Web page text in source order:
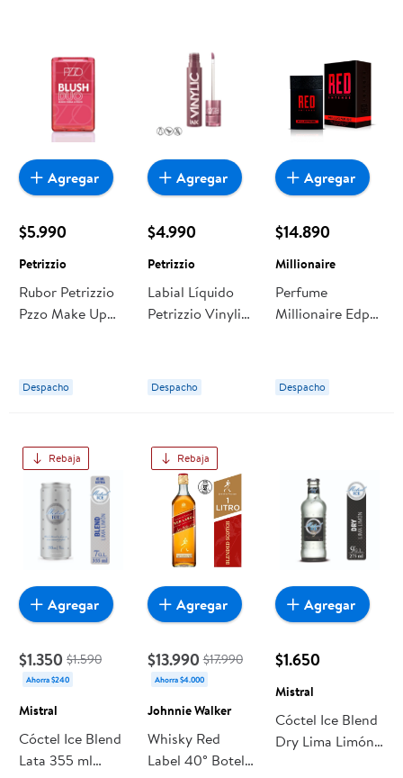
$5.990
Petrizzio
Rubor Petrizzio
Pzzo Make Up
Despacho
Agregar
$4.990
Petrizzio
Labial Líquido
Petrizzio Vinylic
Despacho
Agregar
$14.890
Millionaire
Perfume
Millionaire Edp
Despacho
Agregar
Rebaja
$1.350 $1.590
Ahorra $240
Mistral
Cóctel Ice Blend
Lata 355 ml
Agregar
Rebaja
$13.990 $17.990
Ahorra $4.000
Johnnie Walker
Whisky Red
Label 40° Botella
Agregar
$1.650
Mistral
Cóctel Ice Blend
Dry Lima Limón
Agregar